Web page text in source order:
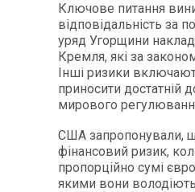
Ключове питання
відповідальність за
уряд Угорщини
Кремля, які за
Інші ризики
приносити достатній
мирового
США запропонували,
фінансовий ризик,
пропорційно сумі
якими вони